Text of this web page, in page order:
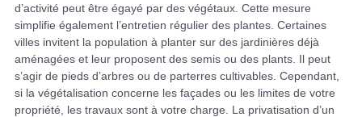
d’activité peut être égayé par des végétaux. Cette mesure
simplifie également l’entretien régulier des plantes. Certaines
villes invitent la population à planter sur des jardinières déjà
aménagées et leur proposent des semis ou des plants. Il peut
s’agir de pieds d’arbres ou de parterres cultivables. Cependant,
si la végétalisation concerne les façades ou les limites de votre
propriété, les travaux sont à votre charge. La privatisation d’un